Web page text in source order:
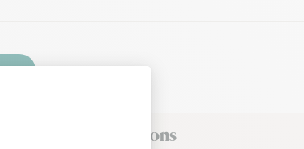
et dans ses environs